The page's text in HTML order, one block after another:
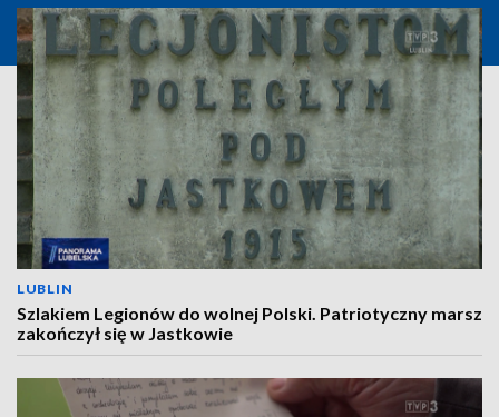
LUBLIN
Szlakiem Legionów do wolnej Polski. Patriotyczny marsz
zakończył się w Jastkowie